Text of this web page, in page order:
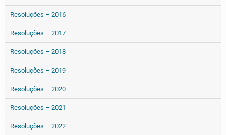
Resoluções – 2016
Resoluções – 2017
Resoluções – 2018
Resoluções – 2019
Resoluções – 2020
Resoluções – 2021
Resoluções – 2022